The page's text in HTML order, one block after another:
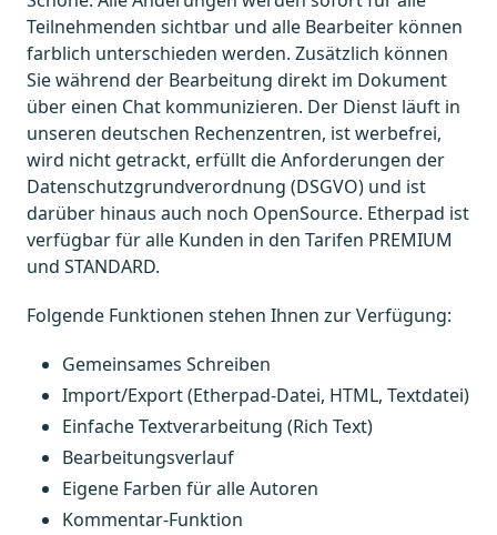
Teilnehmenden sichtbar und alle Bearbeiter können
farblich unterschieden werden. Zusätzlich können
Sie während der Bearbeitung direkt im Dokument
über einen Chat kommunizieren. Der Dienst läuft in
unseren deutschen Rechenzentren, ist werbefrei,
wird nicht getrackt, erfüllt die Anforderungen der
Datenschutzgrundverordnung (DSGVO) und ist
darüber hinaus auch noch OpenSource. Etherpad ist
verfügbar für alle Kunden in den Tarifen PREMIUM
und STANDARD.
Folgende Funktionen stehen Ihnen zur Verfügung:
Gemeinsames Schreiben
Import/Export (Etherpad-Datei, HTML, Textdatei)
Einfache Textverarbeitung (Rich Text)
Bearbeitungsverlauf
Eigene Farben für alle Autoren
Kommentar-Funktion